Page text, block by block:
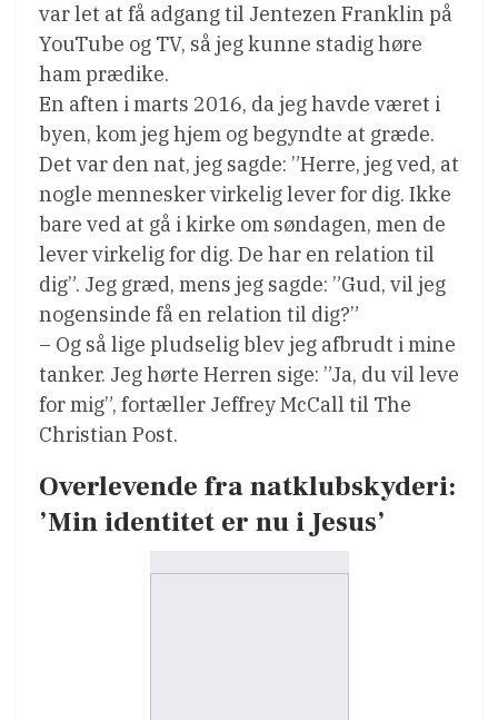
var let at få adgang til Jentezen Franklin på
YouTube og TV, så jeg kunne stadig høre
ham prædike.
En aften i marts 2016, da jeg havde været i
byen, kom jeg hjem og begyndte at græde.
Det var den nat, jeg sagde: ”Herre, jeg ved, at
nogle mennesker virkelig lever for dig. Ikke
bare ved at gå i kirke om søndagen, men de
lever virkelig for dig. De har en relation til
dig”. Jeg græd, mens jeg sagde: ”Gud, vil jeg
nogensinde få en relation til dig?”
– Og så lige pludselig blev jeg afbrudt i mine
tanker. Jeg hørte Herren sige: ”Ja, du vil leve
for mig”, fortæller Jeffrey McCall til The
Christian Post.
Overlevende fra natklubskyderi:
’Min identitet er nu i Jesus’